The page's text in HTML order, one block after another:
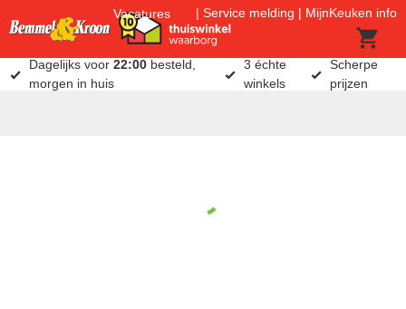
Vacatures Service melding MijnKeuken info
Dagelijks voor22:00 besteld,
morgen in huis
3 échte
winkels
Scherpe
prijzen